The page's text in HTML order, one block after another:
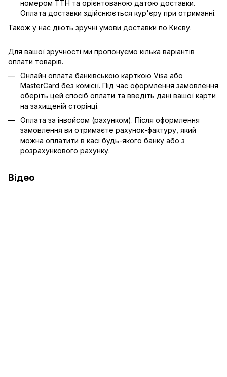
номером ТТН та орієнтованою датою доставки.
Оплата доставки здійснюється кур'єру при отриманні.
Також у нас діють зручні умови доставки по Києву.
Для вашої зручності ми пропонуємо кілька варіантів
оплати товарів.
Онлайн оплата банківською карткою Visa або
MasterCard без комісії. Під час оформлення замовлення
оберіть цей спосіб оплати та введіть дані вашої карти
на захищеній сторінці.
Оплата за інвойсом (рахунком). Після оформлення
замовлення ви отримаєте рахунок-фактуру, який
можна оплатити в касі будь-якого банку або з
розрахункового рахунку.
Відео